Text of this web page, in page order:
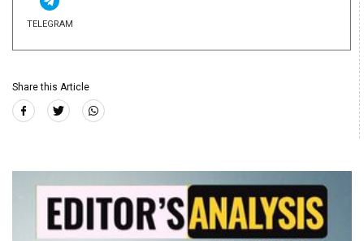
TELEGRAM
Share this Article